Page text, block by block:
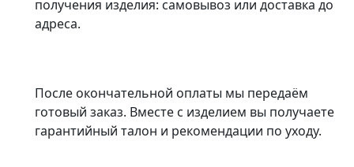
получения изделия: самовывоз или доставка до
адреса.
После окончательной оплаты мы передаём
готовый заказ. Вместе с изделием вы получаете
гарантийный талон и рекомендации по уходу.